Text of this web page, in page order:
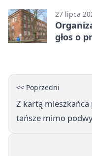
27 lipca
głos o
<< Poprzedni
Z kartą
tańsze mimo